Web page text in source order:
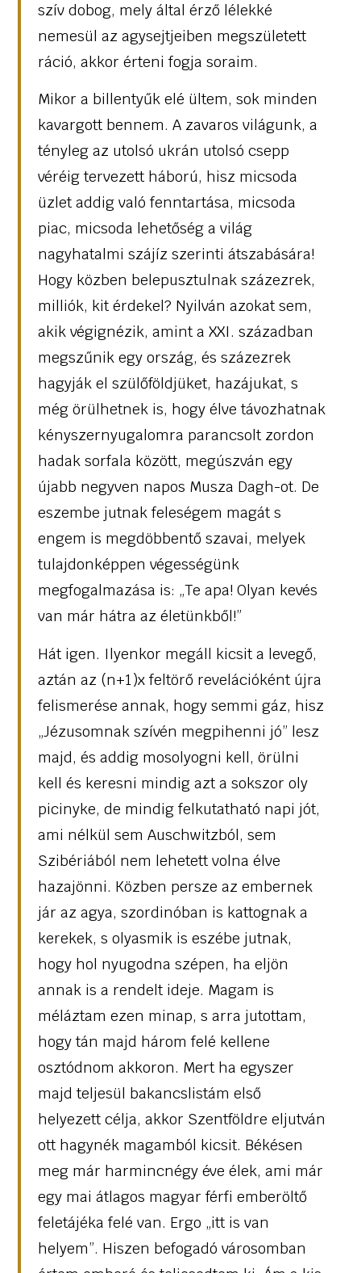
szív dobog, mely által érző lélekké
nemesül az agysejtjeiben megszületett
ráció, akkor érteni fogja soraim.
Mikor a billentyűk elé ültem, sok minden
kavargott bennem. A zavaros világunk, a
tényleg az utolsó ukrán utolsó csepp
véréig tervezett háború, hisz micsoda
üzlet addig való fenntartása, micsoda
piac, micsoda lehetőség a világ
nagyhatalmi szájíz szerinti átszabására!
Hogy közben belepusztulnak százezrek,
milliók, kit érdekel? Nyilván azokat sem,
akik végignézik, amint a XXI. században
megszűnik egy ország, és százezrek
hagyják el szülőföldjüket, hazájukat, s
még örülhetnek is, hogy élve távozhatnak
kényszernyugalomra parancsolt zordon
hadak sorfala között, megúszván egy
újabb negyven napos Musza Dagh-ot. De
eszembe jutnak feleségem magát s
engem is megdöbbentő szavai, melyek
tulajdonképpen végességünk
megfogalmazása is: „Te apa! Olyan kevés
van már hátra az életünkből!”
Hát igen. Ilyenkor megáll kicsit a levegő,
aztán az (n+1)x feltörő revelációként újra
felismerése annak, hogy semmi gáz, hisz
„Jézusomnak szívén megpihenni jó” lesz
majd, és addig mosolyogni kell, örülni
kell és keresni mindig azt a sokszor oly
picinyke, de mindig felkutatható napi jót,
ami nélkül sem Auschwitzból, sem
Szibériából nem lehetett volna élve
hazajönni. Közben persze az embernek
jár az agya, szordinóban is kattognak a
kerekek, s olyasmik is eszébe jutnak,
hogy hol nyugodna szépen, ha eljön
annak is a rendelt ideje. Magam is
méláztam ezen minap, s arra jutottam,
hogy tán majd három felé kellene
osztódnom akkoron. Mert ha egyszer
majd teljesül bakancslistám első
helyezett célja, akkor Szentföldre eljutván
ott hagynék magamból kicsit. Békésen
meg már harmincnégy éve élek, ami már
egy mai átlagos magyar férfi emberöltő
feletájéka felé van. Ergo „itt is van
helyem”. Hiszen befogadó városomban